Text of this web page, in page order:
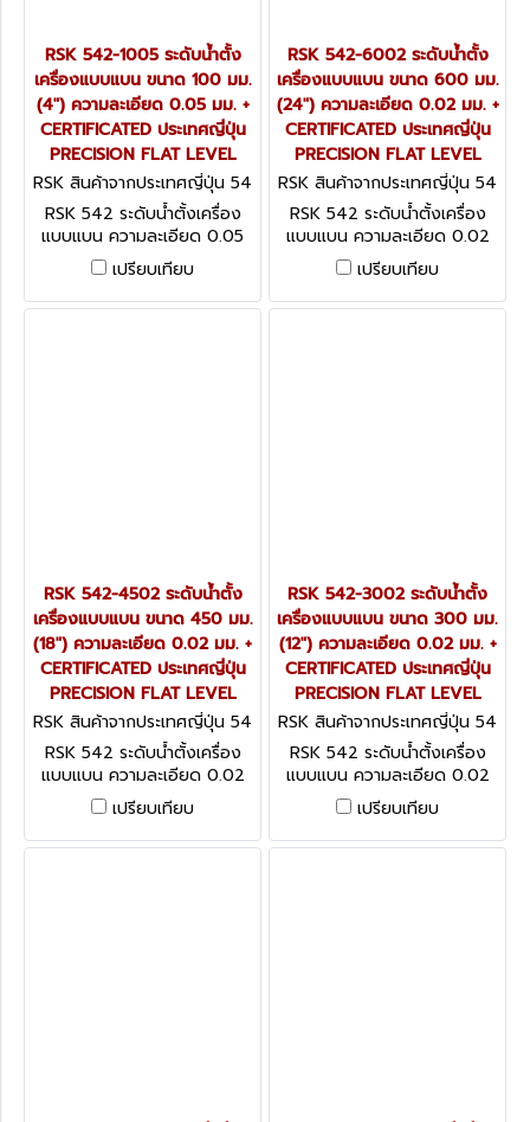
RSK 542-1005 ระดับน้ำตั้ง
เครื่องแบบแบน ขนาด 100 มม.
(4") ความละเอียด 0.05 มม. +
CERTIFICATED ประเทศญี่ปุ่น
PRECISION FLAT LEVEL
RSK สินค้าจากประเทศญี่ปุ่น 54
2-1005
RSK 542 ระดับน้ำตั้งเครื่อง
แบบแบน ความละเอียด 0.05
มม. + CERTIFICATED ประเทศ
ญี่ปุ่น PRECISION FLAT
LEVEL
เปรียบเทียบ
RSK 542-6002 ระดับน้ำตั้ง
เครื่องแบบแบน ขนาด 600 มม.
(24") ความละเอียด 0.02 มม. +
CERTIFICATED ประเทศญี่ปุ่น
PRECISION FLAT LEVEL
RSK สินค้าจากประเทศญี่ปุ่น 54
2-6002
RSK 542 ระดับน้ำตั้งเครื่อง
แบบแบน ความละเอียด 0.02
มม. + CERTIFICATED ประเทศ
ญี่ปุ่น PRECISION FLAT
LEVEL
เปรียบเทียบ
RSK 542-4502 ระดับน้ำตั้ง
เครื่องแบบแบน ขนาด 450 มม.
(18") ความละเอียด 0.02 มม. +
CERTIFICATED ประเทศญี่ปุ่น
PRECISION FLAT LEVEL
RSK สินค้าจากประเทศญี่ปุ่น 54
2-4502
RSK 542 ระดับน้ำตั้งเครื่อง
แบบแบน ความละเอียด 0.02
มม. + CERTIFICATED ประเทศ
ญี่ปุ่น PRECISION FLAT
LEVEL
เปรียบเทียบ
RSK 542-3002 ระดับน้ำตั้ง
เครื่องแบบแบน ขนาด 300 มม.
(12") ความละเอียด 0.02 มม. +
CERTIFICATED ประเทศญี่ปุ่น
PRECISION FLAT LEVEL
RSK สินค้าจากประเทศญี่ปุ่น 54
2-3002
RSK 542 ระดับน้ำตั้งเครื่อง
แบบแบน ความละเอียด 0.02
มม. + CERTIFICATED ประเทศ
ญี่ปุ่น PRECISION FLAT
LEVEL
เปรียบเทียบ